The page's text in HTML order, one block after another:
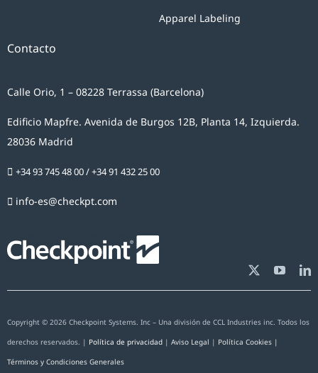
Apparel Labeling
Contacto
Calle Orio, 1 – 08228 Terrassa (Barcelona)
Edificio Mapfre. Avenida de Burgos 12B, Planta 14, Izquierda.
28036 Madrid
+34 93 745 48 00/+34 91 432 25 00
info-es@checkpt.com
Copyright © 2026 Checkpoint Systems. Inc – Una división de CCL Industries inc. Todos los
derechos reservados. | Política de privacidad | Aviso Legal | Política Cookies |
Términos y Condiciones Generales